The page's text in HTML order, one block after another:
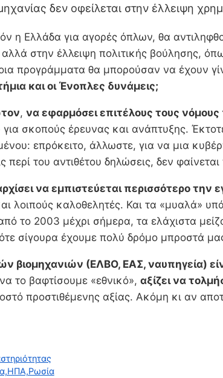
δεν οφείλεται στην έλλειψη
η Ελλάδα για αγορές όπλων, θα
στην έλλειψη πολιτικής βούλησης,
προγράμματα θα μπορούσαν να έχουν
και οι Ένοπλες δυνάμεις;
, να εφαρμόσει επιτέλους τους νόμους
σκοπούς έρευνας και ανάπτυξης.
επρόκειτο, άλλωστε, για να μια
του αντιθέτου δηλώσεις, δεν
να εμπιστεύεται περισσότερο την
καλοθελητές. Και τα «μυαλά»
το 2003 μέχρι σήμερα, τα ελάχιστα
σίγουρα έχουμε πολύ δρόμο μπροστά
(ΕΛΒΟ, ΕΑΣ, ναυπηγεία)
το βαφτίσουμε «εθνικό», αξίζει να
προστιθέμενης αξίας. Ακόμη κι αν